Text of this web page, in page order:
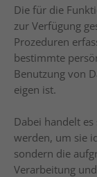
Die für die
zur Verfügung
Prozeduren
bestimmte
Benutzung von
eigen ist.
Dabei handelt
werden, um sie
sondern die
Verarbeitung